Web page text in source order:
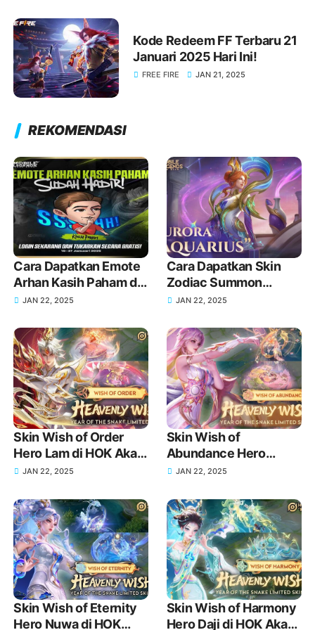
Kode Redeem FF Terbaru 21
Januari 2025 Hari Ini!
FREE FIRE JAN 21, 2025
REKOMENDASI
Cara Dapatkan Emote
Arhan Kasih Paham di
MLBB Terbaru
JAN 22, 2025
Cara Dapatkan Skin
Zodiac Summon
Aquarius Aurora MLBB
JAN 22, 2025
Skin Wish of Order
Hero Lam di HOK Akan
Rilis Tanggal dan
JAN 22, 2025
Skin Wish of
Abundance Hero
Consort Yu di HOK
Detail Lengkap!
JAN 22, 2025
Skin Wish of Eternity
Hero Nuwa di HOK
Skin Wish of Harmony
Hero Daji di HOK Akan